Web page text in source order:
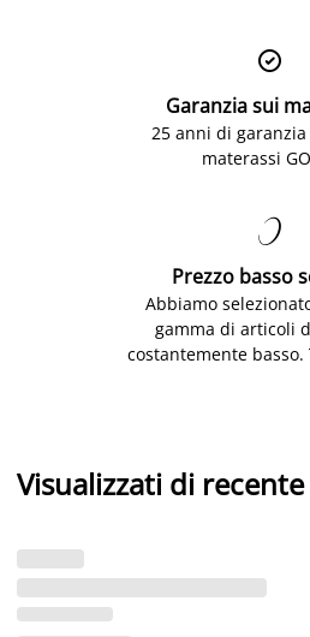

Garanzia sui
25 anni di
materassi

Prezzo basso
Abbiamo
gamma di articoli
costantemente
Visualizzati di recente